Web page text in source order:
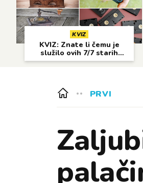
KVIZ
KVIZ: Znate li čemu je
služilo ovih 7/7 starih
predmeta?
PRVI